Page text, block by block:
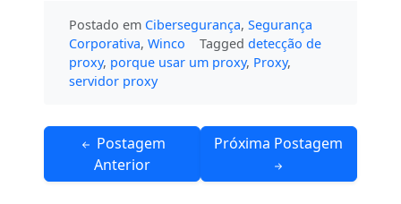
Postado em Cibersegurança,Segurança
Corporativa,Winco Taggeddetecção de
proxy, porque usar um proxy, Proxy,
servidor proxy
Navegação
Postagem
Anterior
Próxima Postagem